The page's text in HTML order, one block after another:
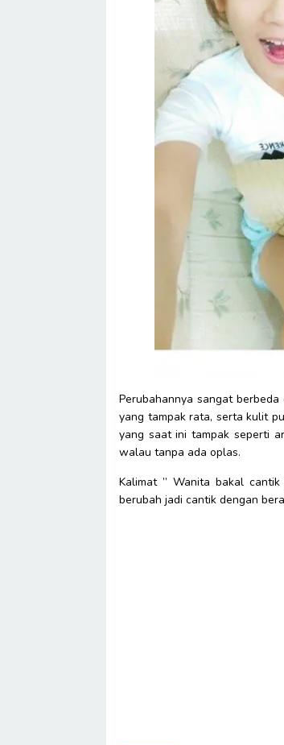
Perubahannya sangat
yang tampak rata, serta kulit
yang saat ini tampak seperti
walau tanpa ada oplas.
Kalimat ” Wanita bakal
berubah jadi cantik dengan